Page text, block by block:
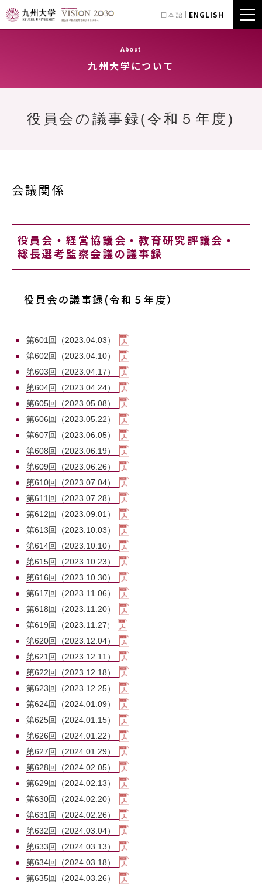
日本語 ENGLISH
About
九州大学について
役員会の議事録(令和５年度)
会議関係
役員会・経営協議会・教育研究評議会・
総長選考監察会議の議事録
役員会の議事録(令和５年度）
第601回（2023.04.03）
第602回（2023.04.10）
第603回（2023.04.17）
第604回（2023.04.24）
第605回（2023.05.08）
第606回（2023.05.22）
第607回（2023.06.05）
第608回（2023.06.19）
第609回（2023.06.26）
第610回（2023.07.04）
第611回（2023.07.28）
第612回（2023.09.01）
第613回（2023.10.03）
第614回（2023.10.10）
第615回（2023.10.23）
第616回（2023.10.30）
第617回（2023.11.06）
第618回（2023.11.20）
第619回（2023.11.27 ）
第620回（2023.12.04）
第621回（2023.12.11）
第622回（2023.12.18）
第623回（2023.12.25）
第624回（2024.01.09）
第625回（2024.01.15）
第626回（2024.01.22）
第627回（2024.01.29）
第628回（2024.02.05）
第629回（2024.02.13）
第630回（2024.02.20）
第631回（2024.02.26）
第632回（2024.03.04）
第633回（2024.03.13）
第634回（2024.03.18）
第635回（2024.03.26）